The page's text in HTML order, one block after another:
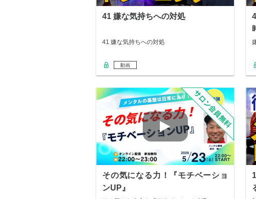
41 嫌な気持ちへの対処
41 嫌な気持ちへの対処
動画
その気になる力！『モチベーショ
ンUP』